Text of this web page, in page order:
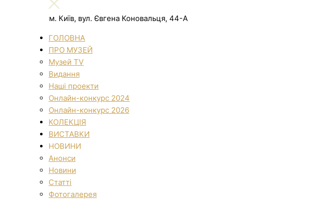
м. Київ, вул. Євгена Коновальця, 44-А
ГОЛОВНА
ПРО МУЗЕЙ
Музей TV
Видання
Наші проекти
Онлайн-конкурс 2024
Онлайн-конкурс 2026
КОЛЕКЦІЯ
ВИСТАВКИ
НОВИНИ
Анонси
Новини
Статті
Фотогалерея